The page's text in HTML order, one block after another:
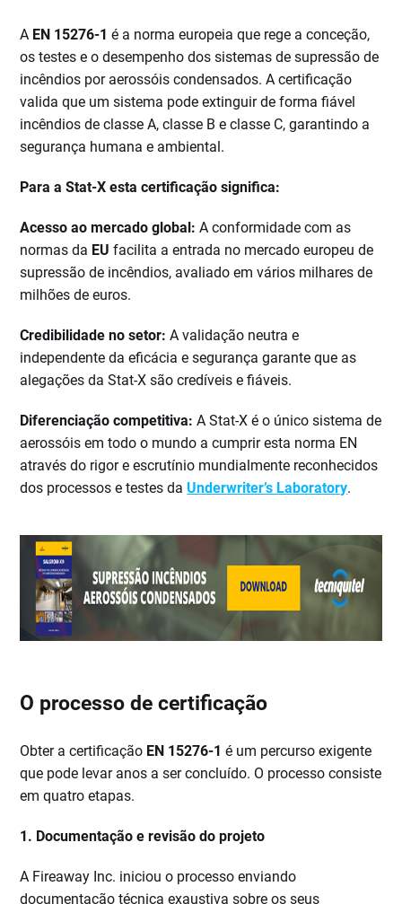
A EN 15276-1é a norma europeia que rege a conceção,
os testes e o desempenho dos sistemas de supressão de
incêndios por aerossóis condensados. A certificação
valida que um sistema pode extinguir de forma fiável
incêndios de classe A, classe B e classe C, garantindo a
segurança humana e ambiental.
Para a Stat-X esta certificação significa:
Acesso ao mercado global: A conformidade com as
normas da EU facilita a entrada no mercado europeu de
supressão de incêndios, avaliado em vários milhares de
milhões de euros.
Credibilidade no setor: A validação neutra e
independente da eficácia e segurança garante que as
alegações da Stat-X são credíveis e fiáveis.
Diferenciação competitiva: A Stat-X é o único sistema de
aerossóis em todo o mundo a cumprir esta norma EN
através do rigor e escrutínio mundialmente reconhecidos
dos processos e testes daUnderwriter’s Laboratory.
O processo de certificação
Obter a certificação EN 15276-1é um percurso exigente
que pode levar anos a ser concluído. O processo consiste
em quatro etapas.
1. Documentação e revisão do projeto
A Fireaway Inc. iniciou o processo enviando
documentação técnica exaustiva sobre os seus